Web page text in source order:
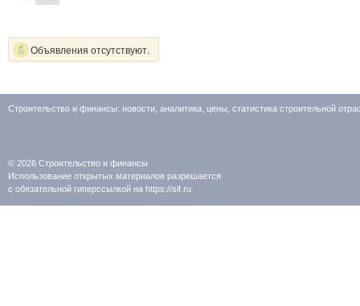
Объявления отсутствуют.
Строительство и финансы: новости, аналитика, цены, статистика строительной
© 2026 Строительство и финансы
Использование открытых материалов разрешается
с обязательной гиперссылкой на https://sif.ru